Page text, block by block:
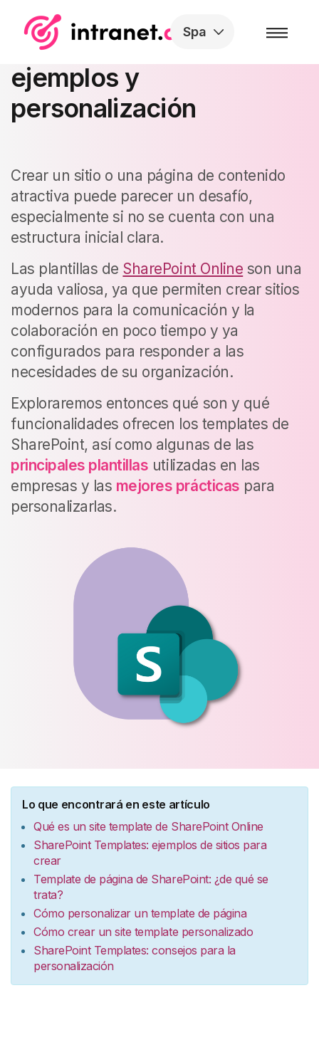
Spa
SharePoint Templates:
ejemplos y
personalización
Crear un sitio o una página de contenido
atractiva puede parecer un desafío,
especialmente si no se cuenta con una
estructura inicial clara.
Las plantillas de SharePoint Online son una
ayuda valiosa, ya que permiten crear sitios
modernos para la comunicación y la
colaboración en poco tiempo y ya
configurados para responder a las
necesidades de su organización.
Exploraremos entonces qué son y qué
funcionalidades ofrecen los templates de
SharePoint, así como algunas de las
principales plantillas utilizadas en las
empresas y las mejores prácticas para
personalizarlas.
Lo que encontrará en este artículo
Qué es un site template de SharePoint Online
SharePoint Templates: ejemplos de sitios para
crear
Template de página de SharePoint: ¿de qué se
trata?
Cómo personalizar un template de página
Cómo crear un site template personalizado
SharePoint Templates: consejos para la
personalización